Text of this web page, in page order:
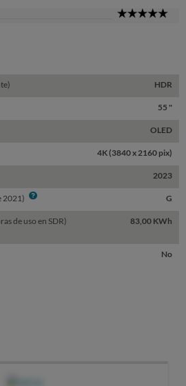
HDR
55 "
OLED
4K (3840 x 2160 pix)
2023
2021) Info G
de uso en SDR)
83,00 KWh
No